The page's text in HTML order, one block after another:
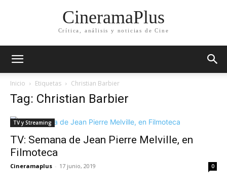
CineramaPlus
Crítica, análisis y noticias de Cine
Inicio Etiquetas Christian Barbier
Tag: Christian Barbier
TV y Streaming
TV: Semana de Jean Pierre Melville, en
Filmoteca
Cineramaplus - 17 junio, 2019 0